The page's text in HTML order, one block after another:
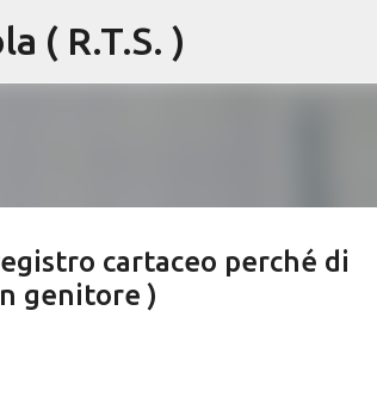
ai contenuti principali
( R.T.S. )
cartaceo perché di
genitore )